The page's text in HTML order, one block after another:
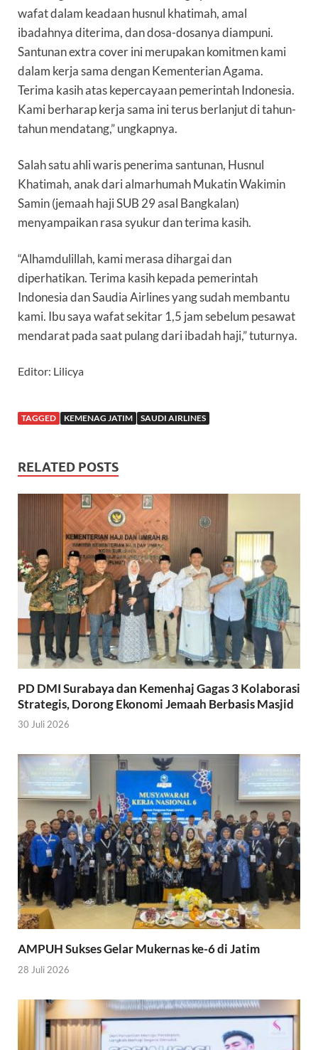
wafat dalam keadaan husnul khatimah, amal
ibadahnya diterima, dan dosa-dosanya diampuni.
Santunan extra cover ini merupakan komitmen kami
dalam kerja sama dengan Kementerian Agama.
Terima kasih atas kepercayaan pemerintah Indonesia.
Kami berharap kerja sama ini terus berlanjut di tahun-
tahun mendatang,” ungkapnya.
Salah satu ahli waris penerima santunan, Husnul
Khatimah, anak dari almarhumah Mukatin Wakimin
Samin (jemaah haji SUB 29 asal Bangkalan)
menyampaikan rasa syukur dan terima kasih.
“Alhamdulillah, kami merasa dihargai dan
diperhatikan. Terima kasih kepada pemerintah
Indonesia dan Saudia Airlines yang sudah membantu
kami. Ibu saya wafat sekitar 1,5 jam sebelum pesawat
mendarat pada saat pulang dari ibadah haji,” tuturnya.
Editor: Lilicya
TAGGED KEMENAG JATIM SAUDI AIRLINES
RELATED POSTS
PD DMI Surabaya dan Kemenhaj Gagas 3 Kolaborasi
Strategis, Dorong Ekonomi Jemaah Berbasis Masjid
30 Juli 2026
AMPUH Sukses Gelar Mukernas ke-6 di Jatim
28 Juli 2026